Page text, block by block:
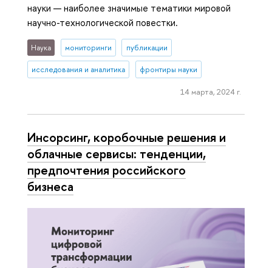
науки — наиболее значимые тематики мировой
научно-технологической повестки.
Наука мониторинги публикации
исследования и аналитика фронтиры науки
14 марта, 2024 г.
Инсорсинг, коробочные решения и
облачные сервисы: тенденции,
предпочтения российского
бизнеса